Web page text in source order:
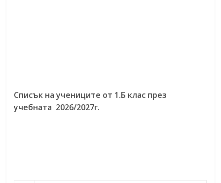
Списък на учениците от 1.Б клас през
учебната 2026/2027г.